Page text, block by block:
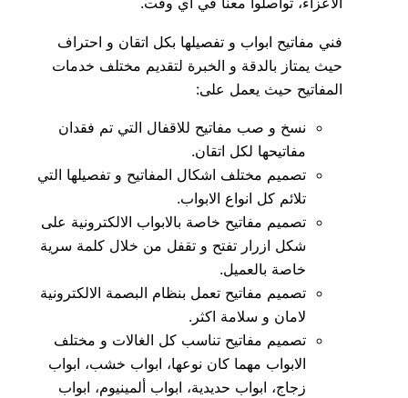
فني مفاتيح ابواب و تفصيلها بكل اتقان و احتراف
حيث يمتاز بالدقة و الخبرة لتقديم مختلف خدمات
المفاتيح حيث يعمل على:
نسخ و صب مفاتيح للاقفال التي تم فقدان
مفاتيحها لكل اتقان.
تصميم مختلف اشكال المفاتيح و تفصيلها التي
تلائم كل انواع الابواب.
تصميم مفاتيح خاصة بالابواب الالكترونية على
شكل ازرار تفتح و تقفل من خلال كلمة سرية
خاصة بالعميل.
تصميم مفاتيح تعمل بنظام البصمة الالكترونية
لامان و سلامة اكثر.
تصميم مفاتيح تناسب كل الغالات و مختلف
الابواب مهما كان نوعها، ابواب خشب، ابواب
زجاج، ابواب حديدية، ابواب ألمينيوم، ابواب